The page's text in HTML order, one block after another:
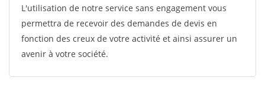
L'utilisation de notre service sans engagement vous
permettra de recevoir des demandes de devis en
fonction des creux de votre activité et ainsi assurer un
avenir à votre société.